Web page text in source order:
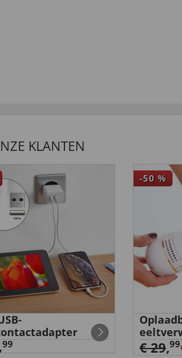
KLANTEN
99
-50 %
€ 29,99